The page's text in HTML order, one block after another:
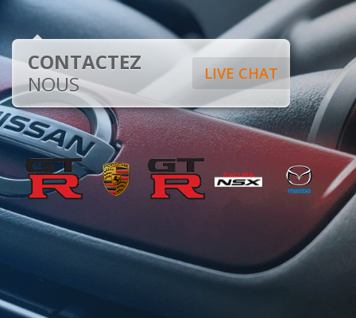
LIVE CHAT
CONTACTEZ
NOUS